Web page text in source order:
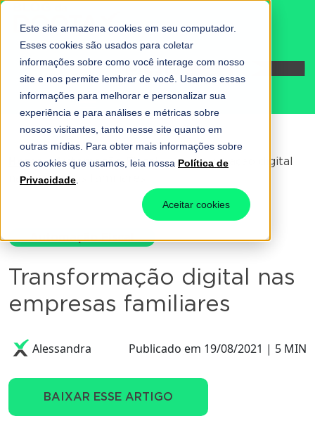
Este site armazena cookies em seu computador.
Esses cookies são usados para coletar
informações sobre como você interage com nosso
site e nos permite lembrar de você. Usamos essas
informações para melhorar e personalizar sua
experiência e para análises e métricas sobre
nossos visitantes, tanto nesse site quanto em
outras mídias. Para obter mais informações sobre
os cookies que usamos, leia nossa Política de
Privacidade
Aceitar cookies
Fale conosco
Home-Automação Fiscal-Transformação digital
nas empresas familiares
Automação Fiscal
Transformação digital nas
empresas familiares
Alessandra Publicado em 19/08/2021 | 5 MIN
BAIXAR ESSE ARTIGO